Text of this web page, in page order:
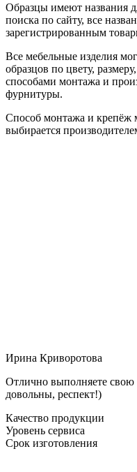
Образцы имеют названия
поиска по сайту, все
зарегистрированным
Все мебельные изделия
образцов по цвету,
способами монтажа и
фурнитуры.
Способ монтажа и крепёж
выбирается
Ирина Криворотова
Отлично выполняете свою
довольны, респект!)
Качество продукции
Уровень сервиса
Срок изготовления